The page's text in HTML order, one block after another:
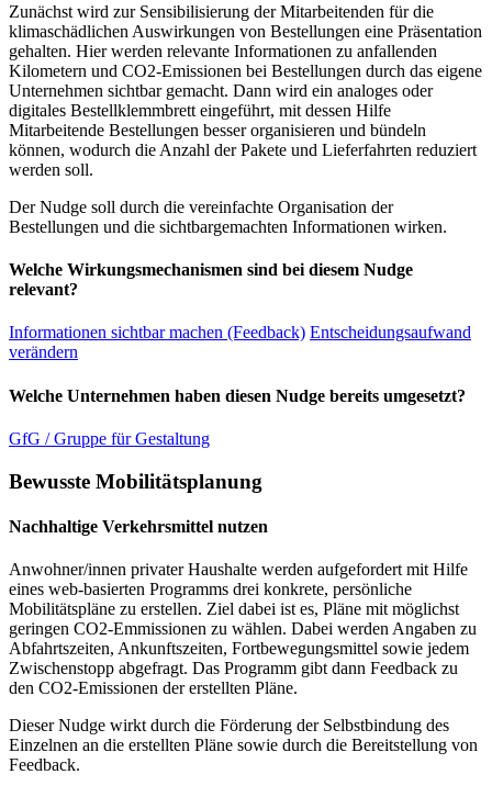
Zunächst wird zur Sensibilisierung der Mitarbeitenden für die
klimaschädlichen Auswirkungen von Bestellungen eine Präsentation
gehalten. Hier werden relevante Informationen zu anfallenden
Kilometern und CO2-Emissionen bei Bestellungen durch das eigene
Unternehmen sichtbar gemacht. Dann wird ein analoges oder
digitales Bestellklemmbrett eingeführt, mit dessen Hilfe
Mitarbeitende Bestellungen besser organisieren und bündeln
können, wodurch die Anzahl der Pakete und Lieferfahrten reduziert
werden soll.
Der Nudge soll durch die vereinfachte Organisation der
Bestellungen und die sichtbargemachten Informationen wirken.
Welche Wirkungsmechanismen sind bei diesem Nudge
relevant?
Informationen sichtbar machen (Feedback) Entscheidungsaufwand
verändern
Welche Unternehmen haben diesen Nudge bereits umgesetzt?
GfG / Gruppe für Gestaltung
Bewusste Mobilitätsplanung
Nachhaltige Verkehrsmittel nutzen
Anwohner/innen privater Haushalte werden aufgefordert mit Hilfe
eines web-basierten Programms drei konkrete, persönliche
Mobilitätspläne zu erstellen. Ziel dabei ist es, Pläne mit möglichst
geringen CO2-Emmissionen zu wählen. Dabei werden Angaben zu
Abfahrtszeiten, Ankunftszeiten, Fortbewegungsmittel sowie jedem
Zwischenstopp abgefragt. Das Programm gibt dann Feedback zu
den CO2-Emissionen der erstellten Pläne.
Dieser Nudge wirkt durch die Förderung der Selbstbindung des
Einzelnen an die erstellten Pläne sowie durch die Bereitstellung von
Feedback.